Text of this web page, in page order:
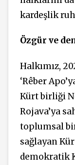
kardeşlik
Özgür ve
Halkımız,
‘Rêber
Kürt birliği
Rojava’ya
toplumsal
sağlayan
demokratik